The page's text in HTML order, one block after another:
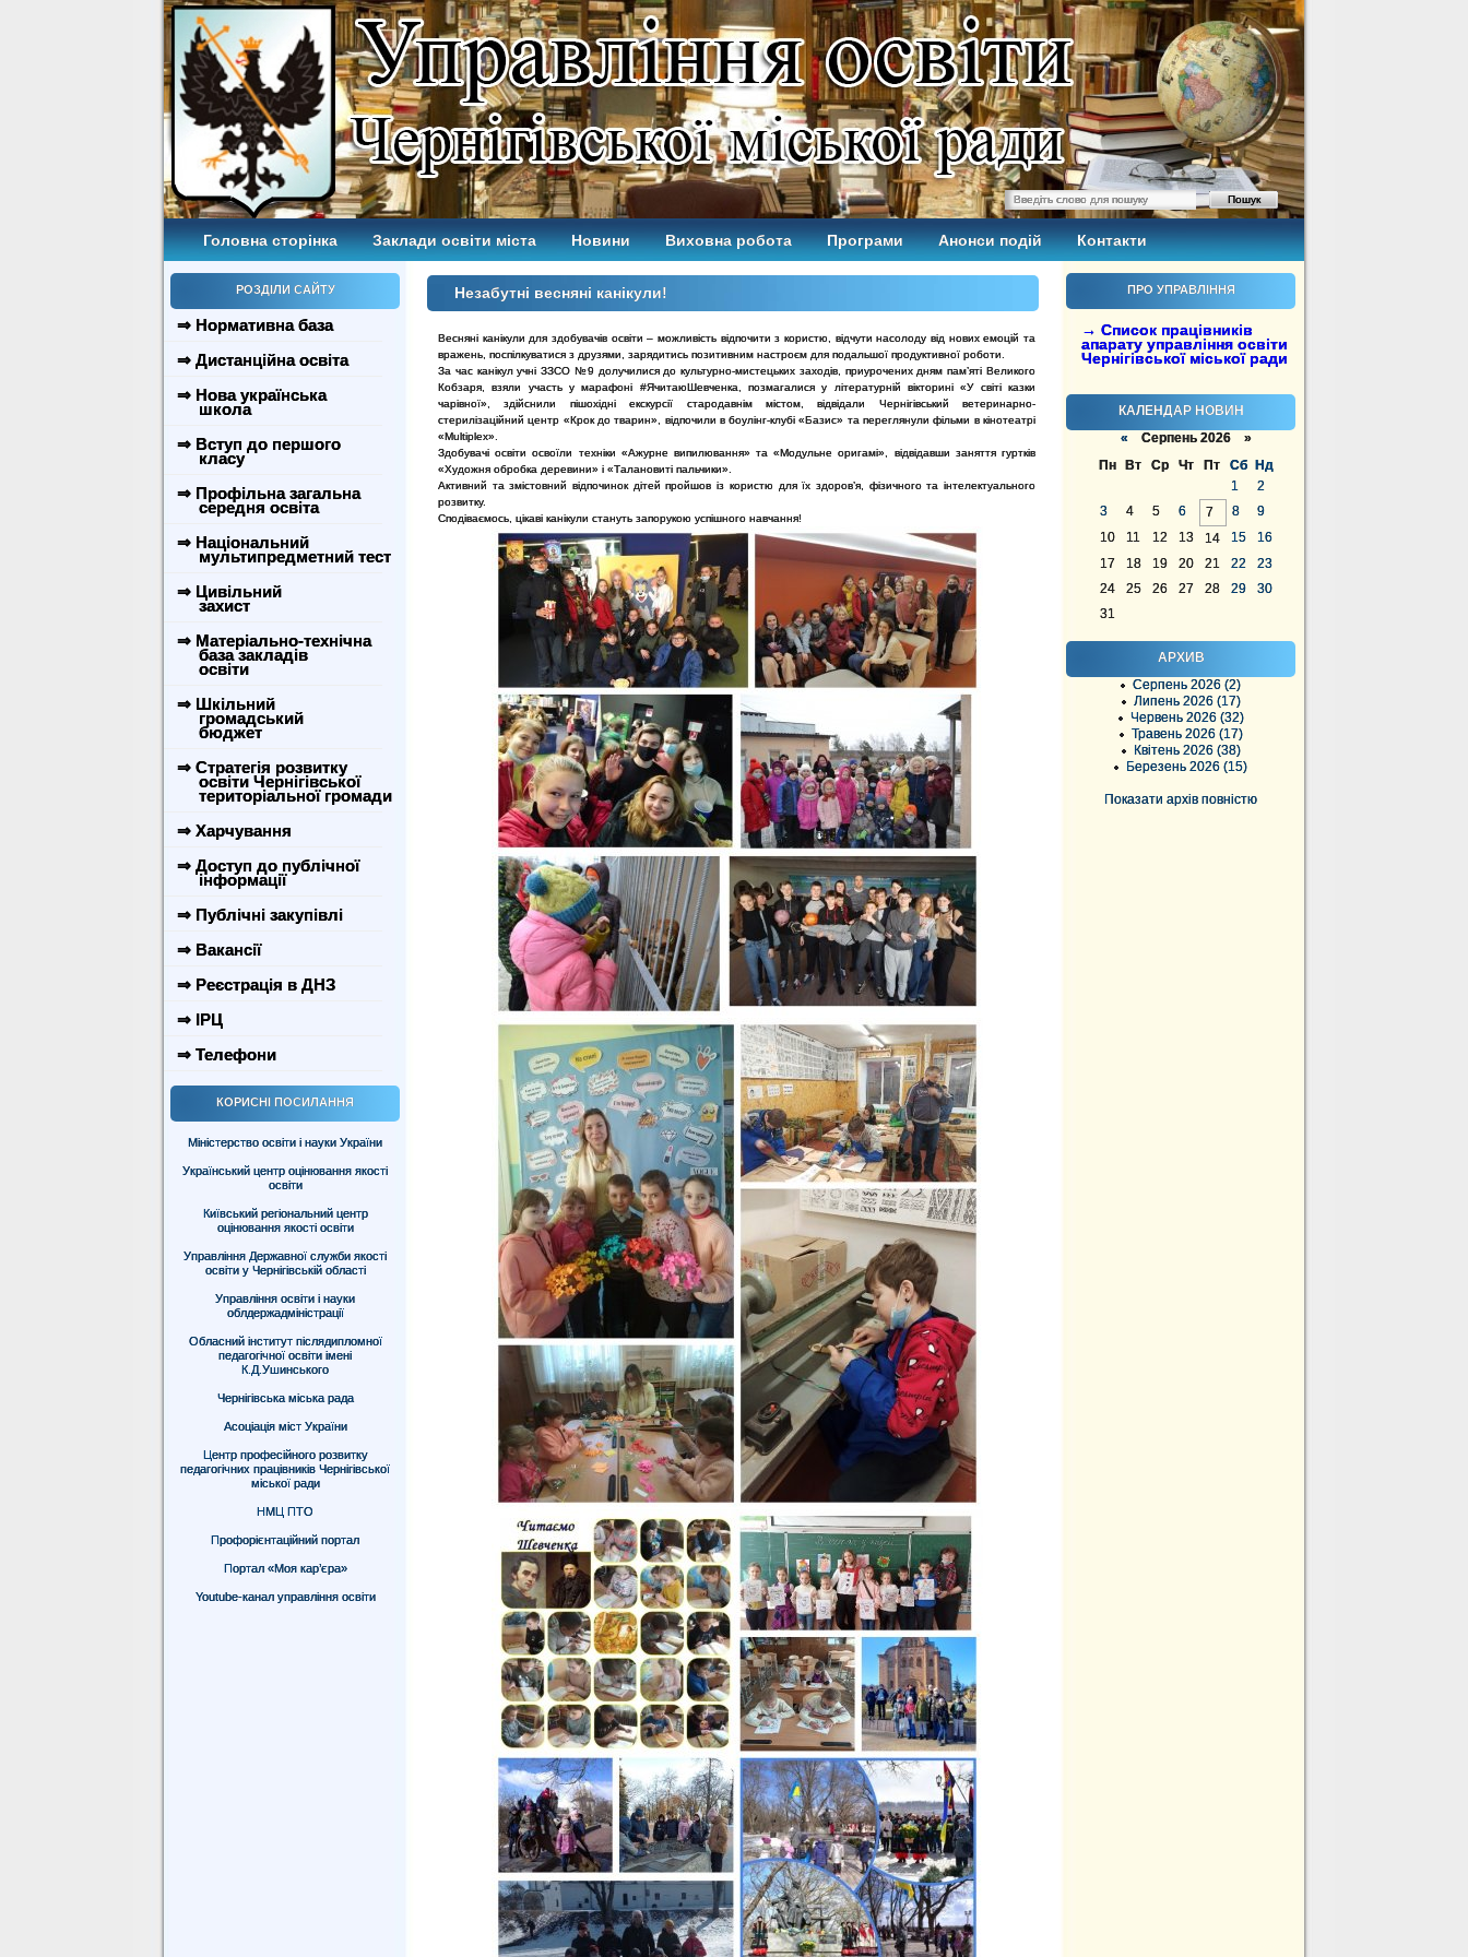
Головна сторінка Заклади освіти міста Новини Виховна робота Програми Анонси подій Контакти
РОЗДІЛИ САЙТУ
⇒ Нормативна база
⇒ Дистанційна освіта
⇒ Нова українська
школа
⇒ Вступ до першого
класу
⇒ Профільна загальна
середня освіта
⇒ Національний
мультипредметний тест
⇒ Цивільний
захист
⇒ Матеріально-технічна
база закладів
освіти
⇒ Шкільний
громадський
бюджет
⇒ Стратегія розвитку
освіти Чернігівської
територіальної громади
⇒ Харчування
⇒ Доступ до публічної
інформації
⇒ Публічні закупівлі
⇒ Вакансії
⇒ Реєстрація в ДНЗ
⇒ ІРЦ
⇒ Телефони
КОРИСНІ ПОСИЛАННЯ
Міністерство освіти і науки України
Український центр оцінювання якості
освіти
Київський регіональний центр
оцінювання якості освіти
Управління Державної служби якості
освіти у Чернігівській області
Управління освіти і науки
облдержадміністрації
Обласний інститут післядипломної
педагогічної освіти імені
К.Д.Ушинського
Чернігівська міська рада
Асоціація міст України
Центр професійного розвитку
педагогічних працівників Чернігівської
міської ради
НМЦ ПТО
Профорієнтаційний портал
Портал «Моя кар’єра»
Youtube-канал управління освіти
ПРО УПРАВЛІННЯ
→ Список працівників
апарату управління освіти
Чернігівської міської ради
КАЛЕНДАР НОВИН
« Серпень 2026 »
Пн
Вт Ср Чт Пт Сб
Нд
1
2
3
4 5 6 7 8
9
10
11 12 13 14 15
16
17
18 19 20 21 22
23
24
25 26 27 28 29
30
31
АРХИВ
Серпень 2026 (2)
Липень 2026 (17)
Червень 2026 (32)
Травень 2026 (17)
Квітень 2026 (38)
Березень 2026 (15)
Показати архів повністю
Незабутні весняні канікули!
Весняні канікули для здобувачів освіти – можливість відпочити з користю, відчути насолоду від нових емоцій та
вражень, поспілкуватися з друзями, зарядитись позитивним настроєм для подальшої продуктивної роботи.
За час канікул учні ЗЗСО №9 долучилися до культурно-мистецьких заходів, приурочених дням пам’яті Великого
Кобзаря, взяли участь у марафоні #ЯчитаюШевченка, позмагалися у літературній вікторині «У світі казки
чарівної», здійснили пішохідні екскурсії стародавнім містом, відвідали Чернігівський ветеринарно-
стерилізаційний центр «Крок до тварин», відпочили в боулінг-клубі «Базис» та переглянули фільми в кінотеатрі
«Multiplex».
Здобувачі освіти освоїли техніки «Ажурне випилювання» та «Модульне оригамі», відвідавши заняття гуртків
«Художня обробка деревини» і «Талановиті пальчики».
Активний та змістовний відпочинок дітей пройшов із користю для їх здоров’я, фізичного та інтелектуального
розвитку.
Сподіваємось, цікаві канікули стануть запорукою успішного навчання!